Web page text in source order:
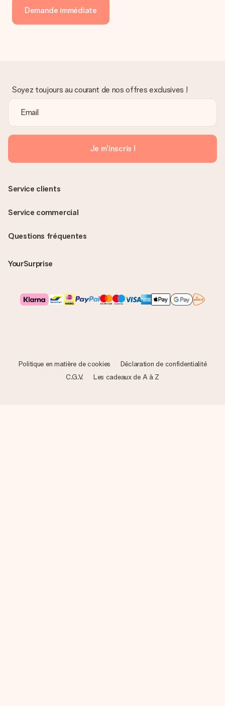
Demande immédiate
Soyez toujours au courant de nos offres exclusives !
Je m'inscris !
Questions fréquentes
YourSurprise
Service clients
Service commercial
Politique en matière de cookies
Déclaration de confidentialité
C.G.V.
Les cadeaux de A à Z